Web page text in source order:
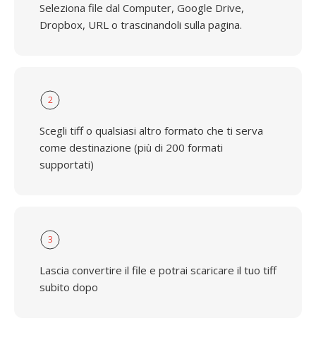
Seleziona file dal Computer, Google Drive,
Dropbox, URL o trascinandoli sulla pagina.
2
Scegli tiff o qualsiasi altro formato che ti serva
come destinazione (più di 200 formati
supportati)
3
Lascia convertire il file e potrai scaricare il tuo tiff
subito dopo